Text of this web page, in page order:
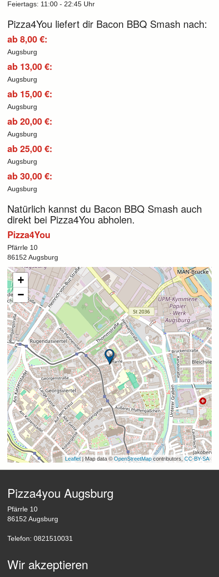
Feiertags: 11:00 - 22:45 Uhr
Pizza4You liefert dir Bacon BBQ Smash nach:
ab 8,00 €:
Augsburg
ab 13,00 €:
Augsburg
ab 15,00 €:
Augsburg
ab 20,00 €:
Augsburg
ab 25,00 €:
Augsburg
ab 30,00 €:
Augsburg
Natürlich kannst du Bacon BBQ Smash auch
direkt bei Pizza4You abholen.
Pizza4You
Pfärrle 10
86152 Augsburg
+
−
Leaflet| Map data © OpenStreetMapcontributors, CC-BY-SA
Pizza4you Augsburg
Pfärrle 10
86152 Augsburg
Telefon: 0821510031
Wir akzeptieren